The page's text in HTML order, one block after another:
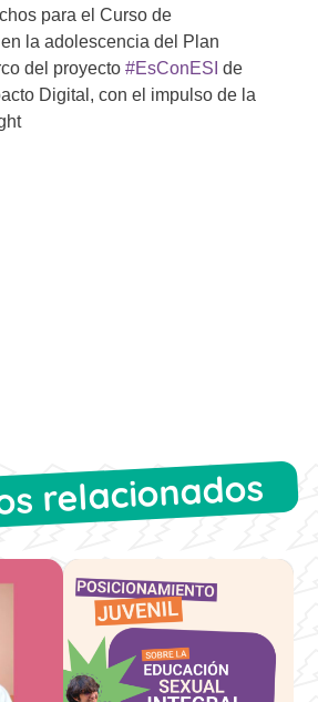
para el Curso de
la adolescencia del Plan
del proyecto #EsConESI​ de
Digital, con el impulso de la
relacionados